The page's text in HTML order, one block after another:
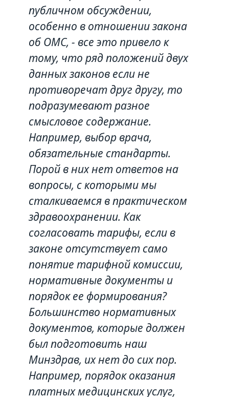
публичном обсуждении,
особенно в отношении закона
об ОМС, - все это привело к
тому, что ряд положений двух
данных законов если не
противоречат друг другу, то
подразумевают разное
смысловое содержание.
Например, выбор врача,
обязательные стандарты.
Порой в них нет ответов на
вопросы, с которыми мы
сталкиваемся в практическом
здравоохранении. Как
согласовать тарифы, если в
законе отсутствует само
понятие тарифной комиссии,
нормативные документы и
порядок ее формирования?
Большинство нормативных
документов, которые должен
был подготовить наш
Минздрав, их нет до сих пор.
Например, порядок оказания
платных медицинских услуг,